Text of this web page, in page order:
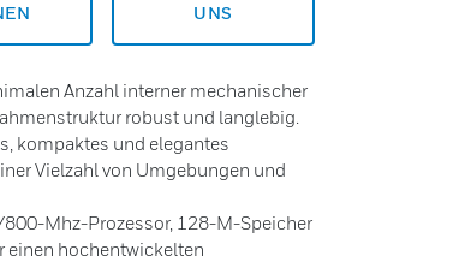
UNS
Anzahl interner mechanischer
robust und langlebig.
kompaktes und elegantes
Vielzahl von Umgebungen und
Mhz-Prozessor, 128-M-Speicher
einen hochentwickelten